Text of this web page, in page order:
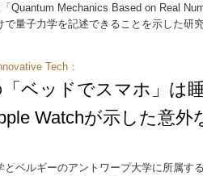
Quantum Mechanics Based on Real
で量子力学を記述できることを示した研
Tech：
ベッドでスマホ」は
Watchが示した意
とベルギーのアントワープ大学に所属す